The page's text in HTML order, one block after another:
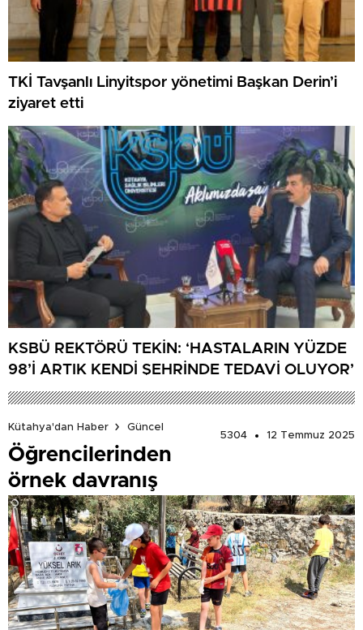
TKİ Tavşanlı Linyitspor yönetimi Başkan Derin’i
ziyaret etti
KSBÜ REKTÖRÜ TEKİN: ‘HASTALARIN YÜZDE
98’İ ARTIK KENDİ ŞEHRİNDE TEDAVİ OLUYOR’
Kütahya'dan Haber
Güncel
5304
12 Temmuz 2025
Öğrencilerinden
örnek davranış